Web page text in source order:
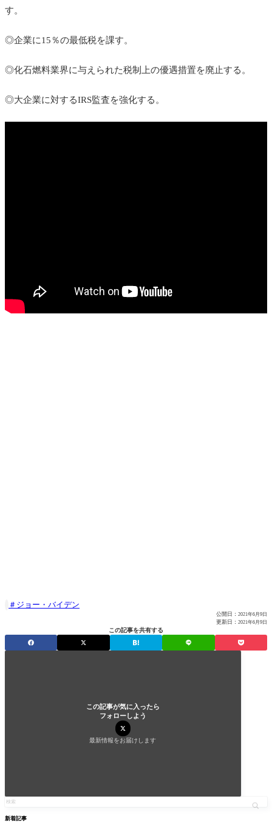
す。
◎企業に15％の最低税を課す。
◎化石燃料業界に与えられた税制上の優遇措置を廃止する。
◎大企業に対するIRS監査を強化する。
ジョー・バイデン
公開日： 2021年6月9日
更新日： 2021年6月9日
この記事を共有する
この記事が気に入ったら
フォローしよう
最新情報をお届けします
新着記事